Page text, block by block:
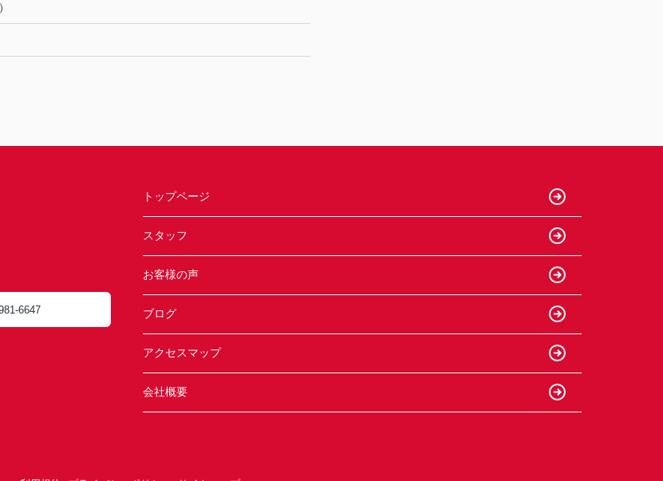
6647
トップページ
スタッフ
お客様の声
ブログ
アクセスマップ
会社概要